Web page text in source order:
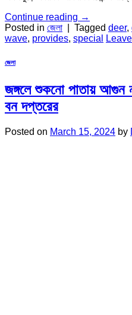
Continue reading →
Posted in জেলা Tagged deer,
wave, provides, special
জেলা
জঙ্গলে শুকনো পাতায় আগুন
বন দপ্তরের
Posted on March 15, 2024 by